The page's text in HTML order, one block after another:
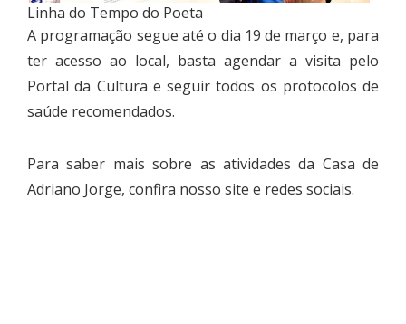
Linha do Tempo do Poeta
A programação segue até o dia 19 de março e, para
ter acesso ao local, basta agendar a visita pelo
Portal da Cultura e seguir todos os protocolos de
saúde recomendados.
Para saber mais sobre as atividades da Casa de
Adriano Jorge, confira nosso site e redes sociais.